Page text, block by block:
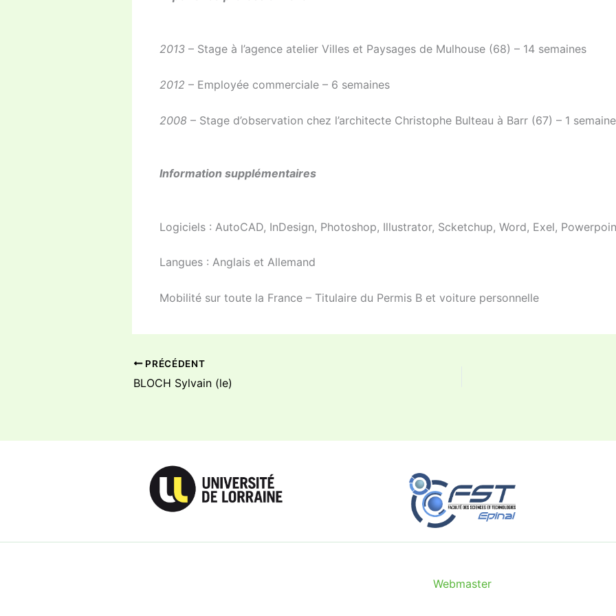
2013 – Stage à l’agence atelier Villes et Paysages de Mulhouse (68) – 14 semaines
2012 – Employée commerciale – 6 semaines
2008 – Stage d’observation chez l’architecte Christophe Bulteau à Barr (67) – 1 semaine
Information supplémentaires
Logiciels : AutoCAD, InDesign, Photoshop, Illustrator, Scketchup, Word, Exel,
Langues : Anglais et Allemand
Mobilité sur toute la France – Titulaire du Permis B et voiture personnelle
PRÉCÉDENT
BLOCH Sylvain (le)
Webmaster